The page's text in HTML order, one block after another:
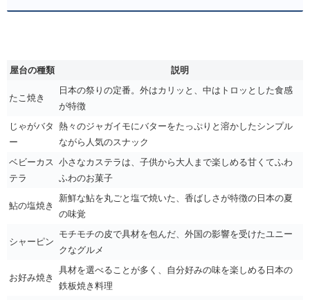
屋台の種類 説明
たこ焼き
日本の祭りの定番。外はカリッと、中はトロッとした食感
が特徴
じゃがバタ
ー
熱々のジャガイモにバターをたっぷりと溶かしたシンプル
ながら人気のスナック
ベビーカス
テラ
小さなカステラは、子供から大人まで楽しめる甘くてふわ
ふわのお菓子
鮎の塩焼き
新鮮な鮎を丸ごと塩で焼いた、香ばしさが特徴の日本の夏
の味覚
シャーピン
モチモチの皮で具材を包んだ、外国の影響を受けたユニー
クなグルメ
お好み焼き
具材を選べることが多く、自分好みの味を楽しめる日本の
鉄板焼き料理